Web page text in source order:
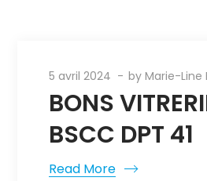
5 avril 2024 byMarie-Line
BONS
BSCC DPT 41
Read More